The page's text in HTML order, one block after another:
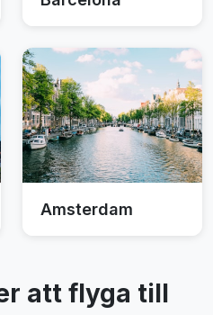
Amsterdam
att flyga till